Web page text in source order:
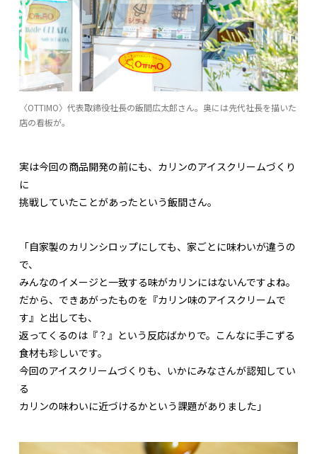
〈OTTIMO〉代表取締役社長の飯間広太郎さん。奥には先代社長を描いた
店の看板が。
実は今回の商品開発の前にも、カリンのアイスクリームづくり
に
挑戦していたことがあったという飯間さん。
「自家製のカリンシロップにしても、家ごとに味わいが違うの
で、
みんなのイメージと一致する味がカリンにはないんですよね。
だから、できあがったものを『カリン味のアイスクリームで
す』と出しても、
返ってくるのは『？』という反応ばかりで。こんなに手こずる
食材も珍しいです。
今回のアイスクリームづくりも、いかにみなさんが認知してい
る
カリンの味わいに近づけるかという課題がありました」